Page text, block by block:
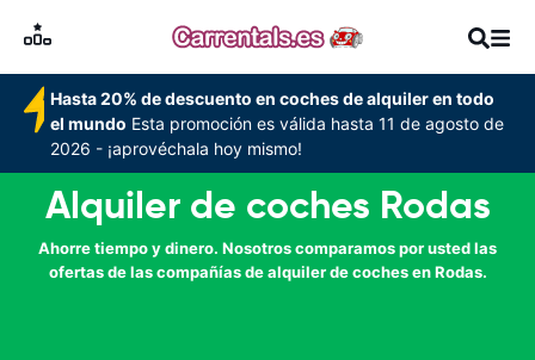
Hasta 20% de descuento en coches de alquiler en todo
el mundo Esta promoción es válida hasta 11 de agosto de
2026 - ¡aprovéchala hoy mismo!
Alquiler de coches Rodas
Ahorre tiempo y dinero. Nosotros comparamos por usted las
ofertas de las compañías de alquiler de coches en Rodas.